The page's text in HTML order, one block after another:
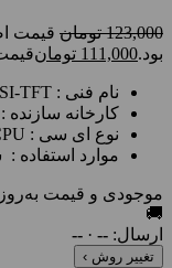
123,000 تومان
بود.111,000 تومانقیمت
نام فنی : SC7730SI-TFT
کارخانه سازنده : Spreadtrum
نوع ای سی : CPU
موارد
موجودی و قیمت
🚚
ارسال: --
·
--
تغییر روش ›